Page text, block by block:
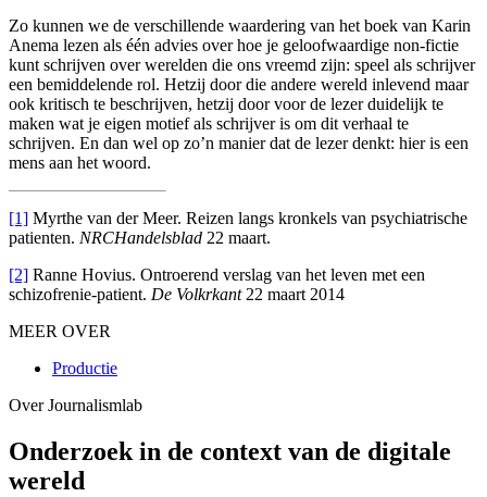
Zo kunnen we de verschillende waardering van het boek van Karin
Anema lezen als één advies over hoe je geloofwaardige non-fictie
kunt schrijven over werelden die ons vreemd zijn: speel als schrijver
een bemiddelende rol. Hetzij door die andere wereld inlevend maar
ook kritisch te beschrijven, hetzij door voor de lezer duidelijk te
maken wat je eigen motief als schrijver is om dit verhaal te
schrijven. En dan wel op zo’n manier dat de lezer denkt: hier is een
mens aan het woord.
[1] Myrthe van der Meer. Reizen langs kronkels van psychiatrische
patienten. NRCHandelsblad 22 maart.
[2] Ranne Hovius. Ontroerend verslag van het leven met een
schizofrenie-patient. De Volkrkant22 maart 2014
MEER OVER
Productie
Over Journalismlab
Onderzoek in de context van de digitale
wereld